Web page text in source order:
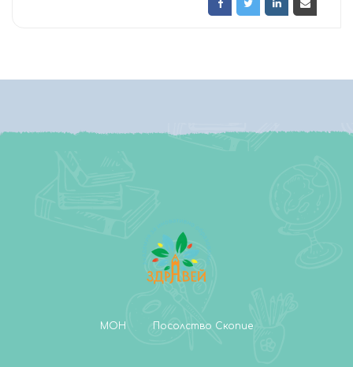
МОН Посолство Скопие